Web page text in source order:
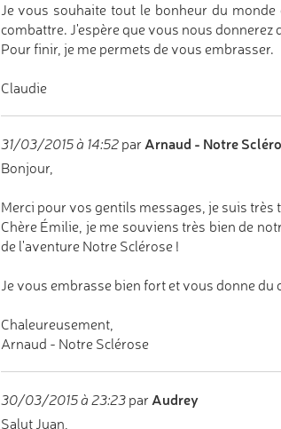
Je vous souhaite tout le bonheur du
combattre. J'espère que vous nous
Pour finir, je me permets de vous embrasser.
Claudie
31/03/2015 à 14:52par Arnaud - Notre
Bonjour,
Merci pour vos gentils messages, je suis très
Chère Émilie, je me souviens très bien de
de l'aventure Notre Sclérose !
Je vous embrasse bien fort et vous donne du
Chaleureusement,
Arnaud - Notre Sclérose
30/03/2015 à 23:23par Audrey
Salut Juan,